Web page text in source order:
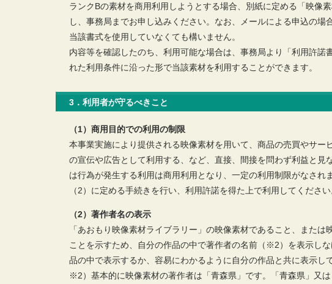
ランクBの素材を商用利用しようとする場合、別紙に定める「映像
し、事務局までお申し込みください。なお、メールによる申込の場
当該書式を使用していなくても構いません。
内容等を確認したのち、利用可能な場合は、事務局より「利用許諾
れた利用条件に沿った形で当該素材を利用することができます。
3．利用者が守るべきこと
（1）商用目的での利用の制限
本事業実施により提供される映像素材を用いて、商品の売買やサー
の宣伝や広告として利用する、など、直接、間接を問わず利益と見
は行為が発生する利用は商用利用となり、一定の利用制限がなされ
（2）に定める手続きを行い、利用許諾を得た上で利用してください
（2）著作者名の表示
「あおもり映像素材ライブラリー」の映像素材であること、または
ことを示すため、自分の作品の中で著作者の名前（※2）を表示し
品の中で表示するか、容易にわかるように自分の作品と共に表示し
※2）基本的に映像素材の著作者は「青森県」です。「青森県」又